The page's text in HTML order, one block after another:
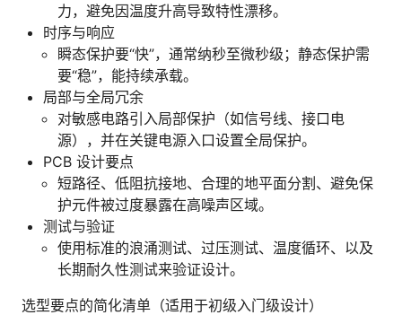
力，避免因温度升高导致特性漂移。
时序与响应
瞬态保护要“快”，通常纳秒至微秒级；静态保护需
要“稳”，能持续承载。
局部与全局冗余
对敏感电路引入局部保护（如信号线、接口电
源），并在关键电源入口设置全局保护。
PCB 设计要点
短路径、低阻抗接地、合理的地平面分割、避免保
护元件被过度暴露在高噪声区域。
测试与验证
使用标准的浪涌测试、过压测试、温度循环、以及
长期耐久性测试来验证设计。
选型要点的简化清单（适用于初级入门级设计）